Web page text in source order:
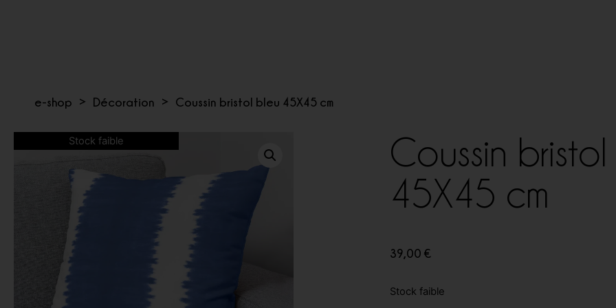
e-shop > Décoration > Coussin bristol bleu 45X45 cm
Stock faible
Coussin
45X45 cm
39,00€
Stock faible